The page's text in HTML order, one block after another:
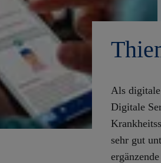
Als
Digitale
sehr gut